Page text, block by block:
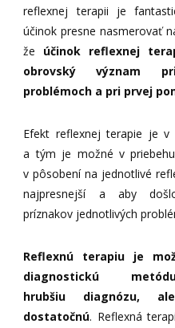
reflexnej terapii je
účinok presne nasmerovať
že účinok reflexnej
obrovský význam
problémoch a pri prvej
Efekt reflexnej terapie je
a tým je možné v
v pôsobení na jednotlivé
najpresnejší a aby
príznakov jednotlivých
Reflexnú terapiu je
diagnostickú
hrubšiu diagnózu,
dostatočnú. Reflexná